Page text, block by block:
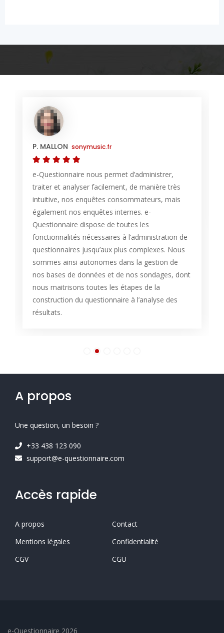
P. MALLON sonymusic.fr
e-Questionnaire nous permet d’administrer,
traiter et analyser facilement, de manière très
intuitive, nos enquêtes consommateurs, mais
également nos enquêtes internes. e-
Questionnaire dispose de toutes les
fonctionnalités nécessaires à l’administration de
questionnaires jusqu’aux plus complexes. Nous
sommes ainsi autonomes dans la gestion de
nos bases de données et de nos sondages, dont
nous maitrisons toutes les étapes de la
construction du questionnaire à l’analyse des
résultats.
A propos
Une question, un besoin ?
+33 438 123 090
support@e-questionnaire.com
Accès rapide
A propos
Contact
Mentions légales
Confidentialité
CGV
CGU
e-Questionnaire 2026